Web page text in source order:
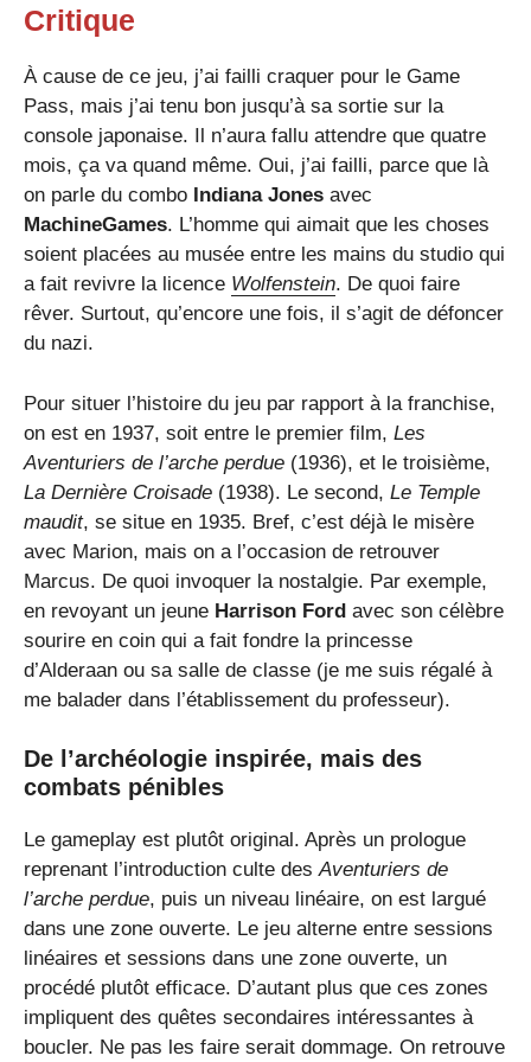
Critique
À cause de ce jeu, j’ai failli craquer pour le Game
Pass, mais j’ai tenu bon jusqu’à sa sortie sur la
console japonaise. Il n’aura fallu attendre que quatre
mois, ça va quand même. Oui, j’ai failli, parce que là
on parle du combo Indiana Jones avec
MachineGames. L’homme qui aimait que les choses
soient placées au musée entre les mains du studio qui
a fait revivre la licence Wolfenstein. De quoi faire
rêver. Surtout, qu’encore une fois, il s’agit de défoncer
du nazi.
Pour situer l’histoire du jeu par rapport à la franchise,
on est en 1937, soit entre le premier film, Les
Aventuriers de l’arche perdue (1936), et le troisième,
La Dernière Croisade (1938). Le second, Le Temple
maudit, se situe en 1935. Bref, c’est déjà le misère
avec Marion, mais on a l’occasion de retrouver
Marcus. De quoi invoquer la nostalgie. Par exemple,
en revoyant un jeune Harrison Ford avec son célèbre
sourire en coin qui a fait fondre la princesse
d’Alderaan ou sa salle de classe (je me suis régalé à
me balader dans l’établissement du professeur).
De l’archéologie inspirée, mais des
combats pénibles
Le gameplay est plutôt original. Après un prologue
reprenant l’introduction culte desAventuriers de
l’arche perdue, puis un niveau linéaire, on est largué
dans une zone ouverte. Le jeu alterne entre sessions
linéaires et sessions dans une zone ouverte, un
procédé plutôt efficace. D’autant plus que ces zones
impliquent des quêtes secondaires intéressantes à
boucler. Ne pas les faire serait dommage. On retrouve